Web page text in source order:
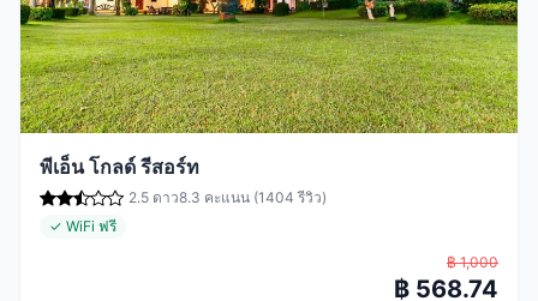
พีเอ็น โกลด์ รีสอร์ท
2.5 ดาว8.3 คะแนน (1404 รีวิว)
✓ WiFi ฟรี
฿ 1,000
฿ 568.74